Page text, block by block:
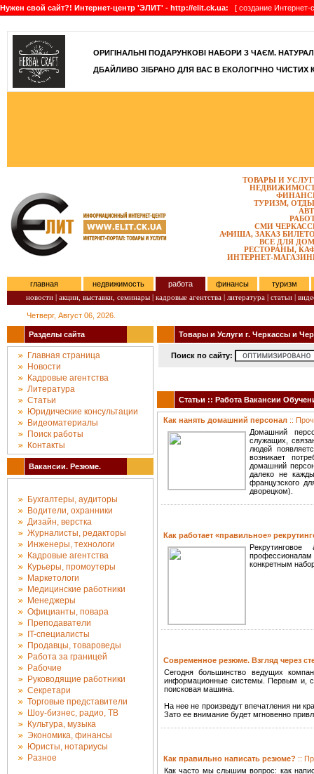
Нужен свой сайт?! Интернет-центр 'ЭЛИТ' - http://elit.ck.ua: [ создание Интернет-
ОРИГІНАЛЬНІ ПОДАРУНКОВІ НАБОРИ З ЧАЄМ.
ДБАЙЛИВО ЗІБРАНО ДЛЯ ВАС В ЕКОЛОГІЧНО ЧИСТИХ
ТОВАРЫ И
ТУРИЗМ,
СМИ
АФИША, ЗАКАЗ
ВСЕ ДЛЯ
РЕСТОРАНЫ,
ИНТЕРНЕТ-
главная недвижимость работа финансы
туризм
новости | акции, выставки, семинары | кадровые агентства | литература | статьи |
Четверг, Август 06, 2026.
Разделы сайта
Главная страница
Новости
Кадровые агентства
Литература
Статьи
Юридические консультации
Видеоматериалы
Поиск работы
Контакты
Вакансии. Резюме.
Бухгалтеры, аудиторы
Водители, охранники
Дизайн, верстка
Журналисты, редакторы
Инженеры, технологи
Кадровые агентства
Курьеры, промоутеры
Маркетологи
Медицинские работники
Менеджеры
Официанты, повара
Преподаватели
IT-специалисты
Продавцы, товароведы
Работа за границей
Рабочие
Руководящие работники
Секретари
Торговые представители
Шоу-бизнес, радио, ТВ
Культура, музыка
Экономика, финансы
Юристы, нотариусы
Разное
Товары и Услуги г. Черкассы и
Поиск по сайту:
Статьи :: Работа Вакансии
Как нанять домашний персонал ::
Домашний
служащих,
людей
возникает
домашний
далеко не
французского
дворецком).
Как работает «правильное»
конкретным
Современное резюме. Взгляд через
Сегодня большинство ведущих
информационные системы. Первым и,
поисковая машина.
На нее не произведут впечатления ни
Зато ее внимание будет мгновенно
Как правильно написать резюме? ::
Как часто мы слышим вопрос: как